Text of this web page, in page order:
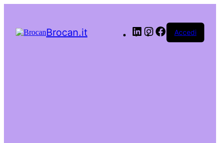
Brocan.it LinkedInInstagram
Facebook
Accedi